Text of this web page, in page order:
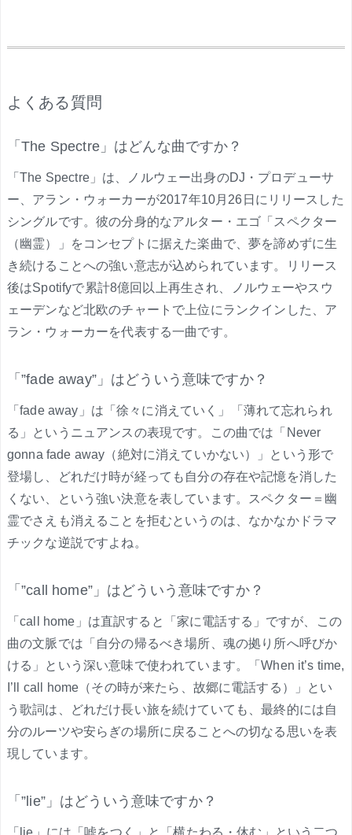
よくある質問
「The Spectre」はどんな曲ですか？
「The Spectre」は、ノルウェー出身のDJ・プロデューサ
ー、アラン・ウォーカーが2017年10月26日にリリースした
シングルです。彼の分身的なアルター・エゴ「スペクター
（幽霊）」をコンセプトに据えた楽曲で、夢を諦めずに生
き続けることへの強い意志が込められています。リリース
後はSpotifyで累計8億回以上再生され、ノルウェーやスウ
ェーデンなど北欧のチャートで上位にランクインした、ア
ラン・ウォーカーを代表する一曲です。
「”fade away”」はどういう意味ですか？
「fade away」は「徐々に消えていく」「薄れて忘れられ
る」というニュアンスの表現です。この曲では「Never
gonna fade away（絶対に消えていかない）」という形で
登場し、どれだけ時が経っても自分の存在や記憶を消した
くない、という強い決意を表しています。スペクター＝幽
霊でさえも消えることを拒むというのは、なかなかドラマ
チックな逆説ですよね。
「”call home”」はどういう意味ですか？
「call home」は直訳すると「家に電話する」ですが、この
曲の文脈では「自分の帰るべき場所、魂の拠り所へ呼びか
ける」という深い意味で使われています。「When it’s time,
I’ll call home（その時が来たら、故郷に電話する）」とい
う歌詞は、どれだけ長い旅を続けていても、最終的には自
分のルーツや安らぎの場所に戻ることへの切なる思いを表
現しています。
「”lie”」はどういう意味ですか？
「lie」には「嘘をつく」と「横たわる・休む」という二つ